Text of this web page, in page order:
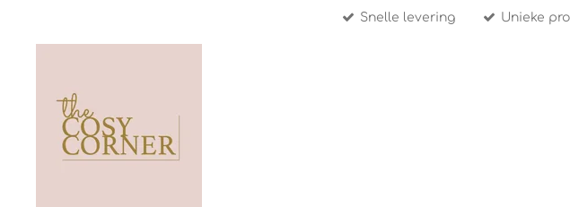
direct
hoofdinhoud
Snelle levering Unieke